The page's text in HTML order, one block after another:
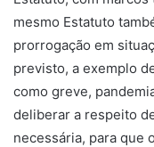
mesmo Estatuto
prorrogação em
previsto, a exemplo
como greve,
deliberar a respeito
necessária, para que